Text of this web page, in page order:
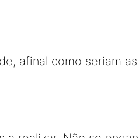
afinal como seriam